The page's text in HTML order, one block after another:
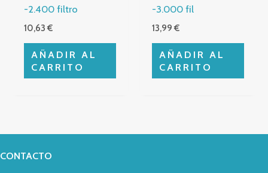
-2.400 filtro
10,63€
AÑADIR AL
CARRITO
-3.000 fil
13,99€
AÑADIR AL
CARRITO
CONTACTO